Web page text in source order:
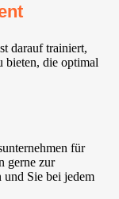
darauf trainiert,
bieten, die optimal
für
gerne zur
Sie bei jedem